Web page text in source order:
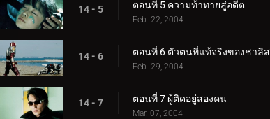
14 - 5 ตอนที่ 5 ความท้าทายสู่อดีต
Feb. 22, 2004
14 - 6 ตอนที่ 6 ตัวตนที่แท้จริงของชาลิส
Feb. 29, 2004
14 - 7 ตอนที่ 7 ผู้ติดอยู่สองคน
Mar. 07, 2004